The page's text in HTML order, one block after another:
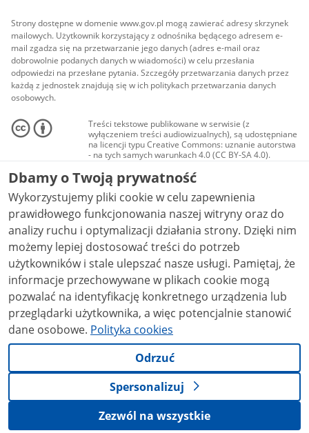
Strony dostępne w domenie www.gov.pl mogą zawierać adresy skrzynek
mailowych. Użytkownik korzystający z odnośnika będącego adresem e-
mail zgadza się na przetwarzanie jego danych (adres e-mail oraz
dobrowolnie podanych danych w wiadomości) w celu przesłania
odpowiedzi na przesłane pytania. Szczegóły przetwarzania danych przez
każdą z jednostek znajdują się w ich politykach przetwarzania danych
osobowych.
Treści tekstowe publikowane w serwisie (z
wyłączeniem treści audiowizualnych), są udostępniane
na licencji typu Creative Commons: uznanie autorstwa
- na tych samych warunkach 4.0 (CC BY-SA 4.0).
Materiały audiowizualne, w tym zdjęcia, materiały
audio i wideo, są udostępniane na licencji typu
Creative Commons: uznanie autorstwa użycie
niekomercyjne - bez utworów zależnych 4.0 (CC BY-
NC-ND 4.0), o ile nie jest to stwierdzone inaczej.
Dbamy o Twoją prywatność
Wykorzystujemy pliki cookie w celu zapewnienia
prawidłowego funkcjonowania naszej witryny oraz do
analizy ruchu i optymalizacji działania strony. Dzięki nim
możemy lepiej dostosować treści do potrzeb
użytkowników i stale ulepszać nasze usługi. Pamiętaj, że
informacje przechowywane w plikach cookie mogą
pozwalać na identyfikację konkretnego urządzenia lub
przeglądarki użytkownika, a więc potencjalnie stanowić
dane osobowe. Polityka cookies
Odrzuć
Spersonalizuj
Zezwól na wszystkie